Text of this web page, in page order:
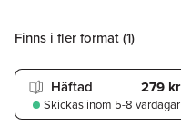
Finns i fler format (1)
Häftad 279 kr
Skickas inom 5-8 vardagar